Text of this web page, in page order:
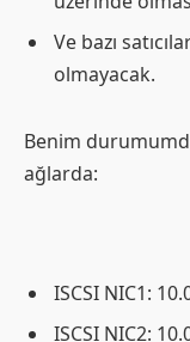
Ve bazı
olmayacak.
Benim
ağlarda:
ISCSI NIC1:
ISCSI NIC2: